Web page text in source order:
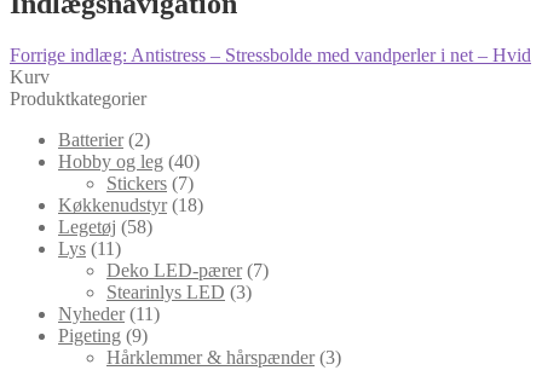
Forrige indlæg: Antistress – Stressbolde med vandperler i net – Hvid
Kurv
Produktkategorier
Batterier (2)
Hobby og leg (40)
Stickers (7)
Køkkenudstyr (18)
Legetøj (58)
Lys (11)
Deko LED-pærer (7)
Stearinlys LED (3)
Nyheder (11)
Pigeting (9)
Hårklemmer & hårspænder (3)